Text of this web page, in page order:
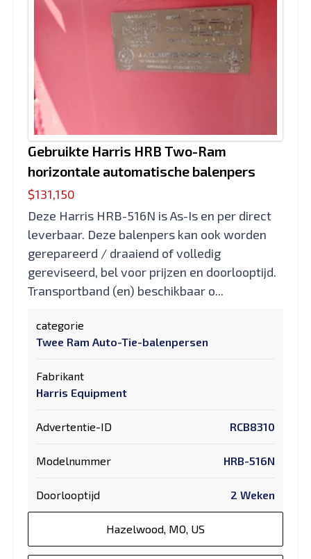
Gebruikte Harris HRB Two-Ram
horizontale automatische balenpers
$131,150
Deze Harris HRB-516N is As-Is en per direct
leverbaar. Deze balenpers kan ook worden
gerepareerd / draaiend of volledig
gereviseerd, bel voor prijzen en doorlooptijd.
Transportband (en) beschikbaar o...
categorie
Twee Ram Auto-Tie-balenpersen
Fabrikant
Harris Equipment
Advertentie-ID RCB8310
Modelnummer HRB-516N
Doorlooptijd 2 Weken
Hazelwood, MO, US